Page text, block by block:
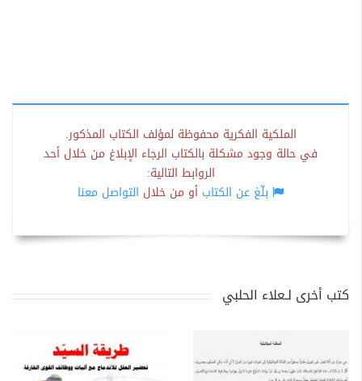
الملكية الفكرية محفوظة لمؤلف الكتاب المذكور.
في حالة وجود مشكلة بالكتاب الرجاء الإبلاغ من خلال أحد
الروابط التالية:
بلّغ عن الكتاب أو من خلال التواصل معنا
كتب أخرى لـعلاء الحلبي